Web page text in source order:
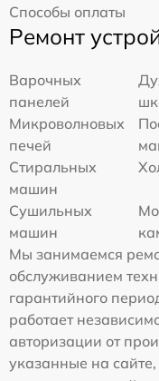
Способы оплаты
Ремонт
Варочных
панелей
Микроволновых
печей
Стиральных
машин
Сушильных
машин
Мы занимаемся
обслуживанием
гарантийного
работает
авторизации от
указанные на